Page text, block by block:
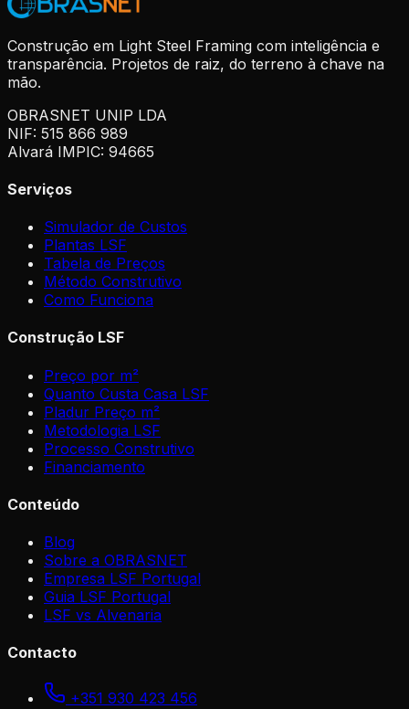
Construção em Light Steel Framing com inteligência e
transparência. Projetos de raiz, do terreno à chave na
mão.
OBRASNET UNIP LDA
NIF: 515 866 989
Alvará IMPIC: 94665
Serviços
Simulador de Custos
Plantas LSF
Tabela de Preços
Método Construtivo
Como Funciona
Construção LSF
Preço por m²
Quanto Custa Casa LSF
Pladur Preço m²
Metodologia LSF
Processo Construtivo
Financiamento
Conteúdo
Blog
Sobre a OBRASNET
Empresa LSF Portugal
Guia LSF Portugal
LSF vs Alvenaria
Contacto
+351 930 423 456